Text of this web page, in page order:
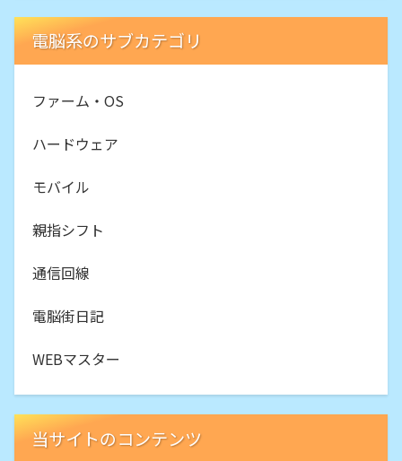
電脳系のサブカテゴリ
ファーム・OS
ハードウェア
モバイル
親指シフト
通信回線
電脳街日記
WEBマスター
当サイトのコンテンツ